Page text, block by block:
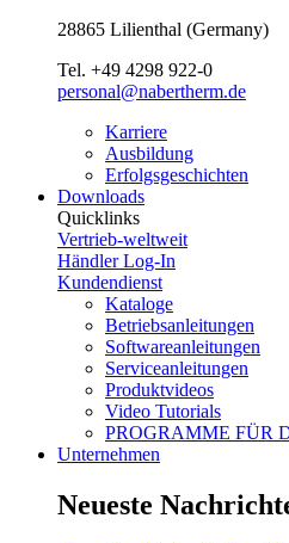
28865 Lilienthal (Germany)
Tel. +49 4298 922-0
personal@nabertherm.de
Karriere
Ausbildung
Erfolgsgeschichten
Downloads
Quicklinks
Vertrieb-weltweit
Händler Log-In
Kundendienst
Kataloge
Betriebsanleitungen
Softwareanleitungen
Serviceanleitungen
Produktvideos
Video Tutorials
PROGRAMME FÜR
Unternehmen
Neueste